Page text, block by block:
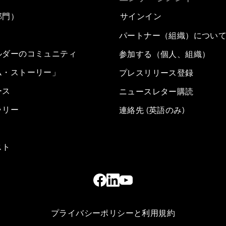
）
ーのコミュニティ
ストーリー」
リー
サインイン
パートナー（組織）につい
参加する（個人、組織）
プレスリリース登録
ニュースレター購読
連絡先 (英語のみ)
プライバシーポリシーと利用規約